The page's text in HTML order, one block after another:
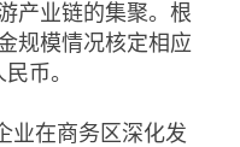
产业链的集聚。根
规模情况核定相应
币。
在商务区深化发